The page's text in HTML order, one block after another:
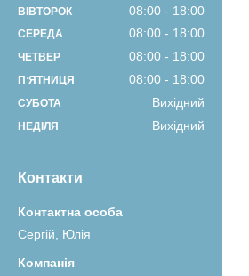
ВІВТОРОК 08:00 18:00
СЕРЕДА 08:00 18:00
ЧЕТВЕР 08:00 18:00
ПʼЯТНИЦЯ 08:00 18:00
СУБОТА Вихідний
НЕДІЛЯ Вихідний
Контакти
Сергій, Юлія